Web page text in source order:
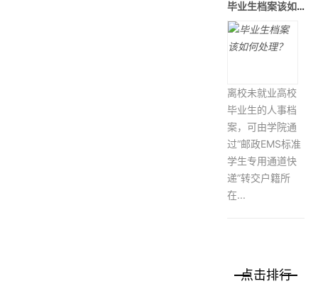
毕业生档案该如何处理？
离校未就业高校
毕业生的人事档
案，可由学院通
过“邮政EMS标准
学生专用通道快
递”转交户籍所
在...
点击排行